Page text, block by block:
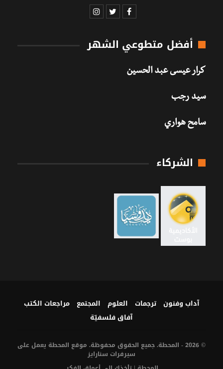
أفضل متطوعي الشهر
كرار عيسى عبد الحسين
سيد رجب
سامح هواري
الشركاء
آداب وفنون ترجمات العلوم المجتمع
مراجعات الكتب
آفاق فلسفيّة‎
© 2026 - المحطة. جميع الحقوق محفوظة. موقع المحطة يعمل على
سيرفرات سنارايز